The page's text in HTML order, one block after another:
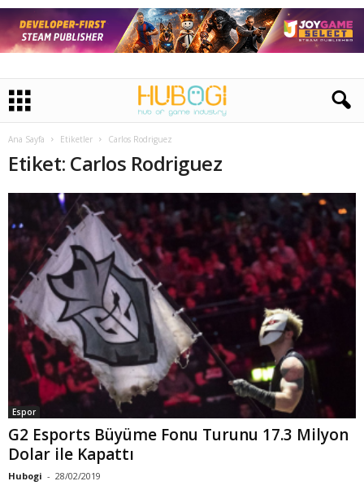
Ana Sayfa Etiketler Carlos Rodriguez
Etiket: Carlos Rodriguez
Espor
G2 Esports Büyüme Fonu Turunu 17.3 Milyon
Dolar ile Kapattı
Hubogi - 28/02/2019